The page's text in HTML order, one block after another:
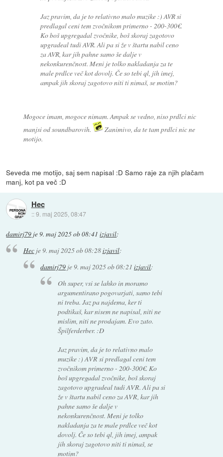
Jaz pravim, da je to relativno malo muzike :) AVR si
predlagal ceni tem zvočnikom primerno - 200-300€.
Ko boš upgregadal zvočnike, boš skoraj zagotovo
upgradeal tudi AVR. Ali pa si že v štartu nabil ceno
za AVR, kar jih pahne samo še dalje v
nekonkurenčnost. Meni je tolko nakladanja za te
male prdlce več kot dovolj. Če so tebi ql, jih imej,
ampak jih skoraj zagotovo niti ti nimaš, se motim?
Mogoce imam, mogoce nimam. Ampak se vedno, niso prdlci nic
manjsi od soundbarovih.
Zanimivo, da te tam prdlci nic ne
motijo.
Seveda me motijo, saj sem napisal :D Samo raje za njih plačam
manj, kot pa več :D
Hec
::9. maj 2025, 08:47
damirj79 je9. maj 2025 ob 08:41 izjavil:
Hecje9. maj 2025 ob 08:28izjavil:
damirj79 je9. maj 2025 ob 08:21 izjavil:
Oh super, vsi se lahko in moramo
argumentirano pogovarjati, samo tebi
ni treba. Jaz pa najdema, ker ti
podtikaš, kar nisem ne napisal, niti ne
mislim, niti ne prodajam. Evo zato.
Špilferderber. :D
Jaz pravim, da je to relativno malo
muzike :) AVR si predlagal ceni tem
zvočnikom primerno - 200-300€. Ko
boš upgregadal zvočnike, boš skoraj
zagotovo upgradeal tudi AVR. Ali pa si
že v štartu nabil ceno za AVR, kar jih
pahne samo še dalje v
nekonkurenčnost. Meni je tolko
nakladanja za te male prdlce več kot
dovolj. Če so tebi ql, jih imej, ampak
jih skoraj zagotovo niti ti nimaš, se
motim?